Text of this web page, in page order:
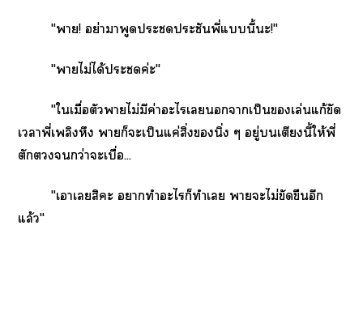
‎‎"า! อย่าาพูดะประชันพี่แนี้ะ!"
‎"าไม่ได้ะค่ะ"
‎"ใเมื่อตัวาไม่มีค่าะไเาเป็นเล่นแก้ขัด
เาพี่เพลิงหึง าก็ะเป็นแค่สิ่งของนิ่ง ๆ อยู่เตียงนี้ให้พี่
ตักกว่าะเบื่อ...
‎"เาเสิะ าทำะไก็ทำเลย าะไม่ขัดขืนอีก
แล้ว"